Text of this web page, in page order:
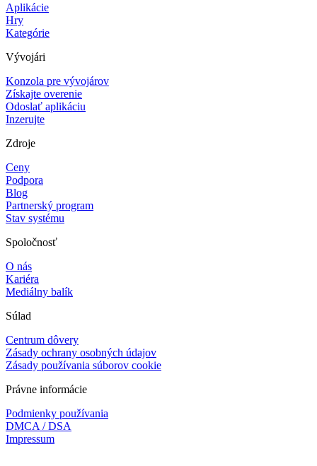
Aplikácie
Hry
Kategórie
Vývojári
Konzola pre vývojárov
Získajte overenie
Odoslať aplikáciu
Inzerujte
Zdroje
Ceny
Podpora
Blog
Partnerský program
Stav systému
Spoločnosť
O nás
Kariéra
Mediálny balík
Súlad
Centrum dôvery
Zásady ochrany osobných údajov
Zásady používania súborov cookie
Právne informácie
Podmienky používania
DMCA / DSA
Impressum